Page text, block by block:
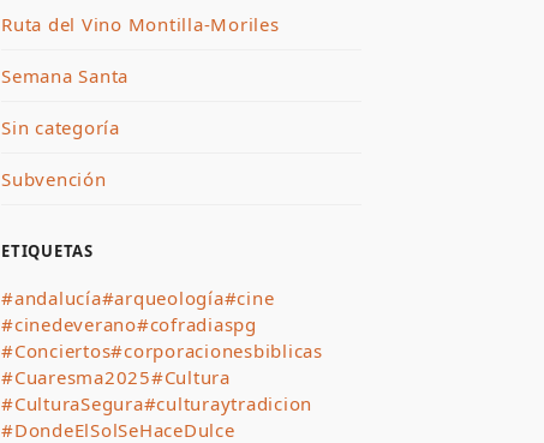
Ruta del Vino Montilla-Moriles
Semana Santa
Sin categoría
Subvención
ETIQUETAS
#andalucía#arqueología#cine
#cinedeverano#cofradiaspg
#Conciertos#corporacionesbiblicas
#Cuaresma2025#Cultura
#CulturaSegura#culturaytradicion
#DondeElSolSeHaceDulce